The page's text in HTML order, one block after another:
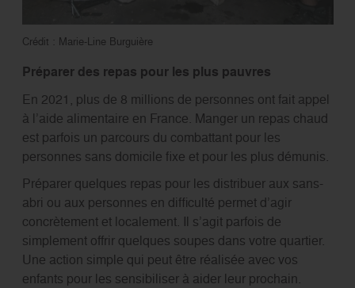
Crédit : Marie-Line Burguière
Préparer des repas pour les plus pauvres
En 2021, plus de 8 millions de personnes ont fait appel
à l’aide alimentaire en France. Manger un repas chaud
est parfois un parcours du combattant pour les
personnes sans domicile fixe et pour les plus démunis.
Préparer quelques repas pour les distribuer aux sans-
abri ou aux personnes en difficulté permet d’agir
concrètement et localement. Il s’agit parfois de
simplement offrir quelques soupes dans votre quartier.
Une action simple qui peut être réalisée avec vos
enfants pour les sensibiliser à aider leur prochain.